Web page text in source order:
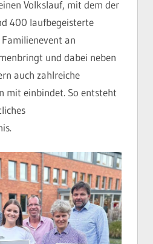
Volkslauf, mit dem der
400 laufbegeisterte
an
und dabei neben
auch zahlreiche
mit einbindet. So entsteht